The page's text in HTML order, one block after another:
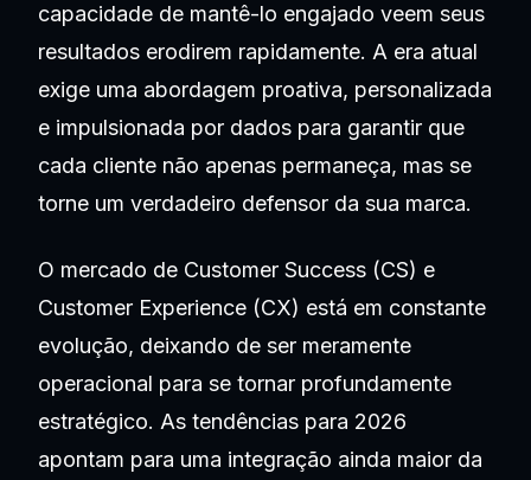
capacidade de mantê-lo engajado veem seus
resultados erodirem rapidamente. A era atual
exige uma abordagem proativa, personalizada
e impulsionada por dados para garantir que
cada cliente não apenas permaneça, mas se
torne um verdadeiro defensor da sua marca.
O mercado de Customer Success (CS) e
Customer Experience (CX) está em constante
evolução, deixando de ser meramente
operacional para se tornar profundamente
estratégico. As tendências para 2026
apontam para uma integração ainda maior da